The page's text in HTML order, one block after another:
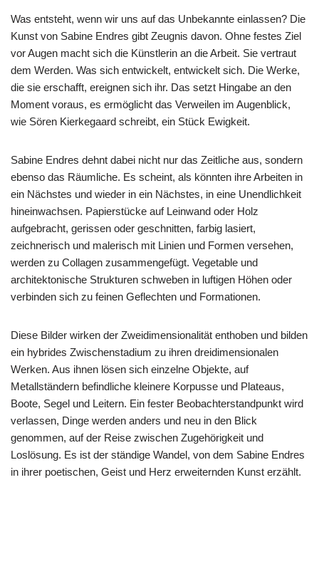
Was entsteht, wenn wir uns auf das Unbekannte einlassen? Die
Kunst von Sabine Endres gibt Zeugnis davon. Ohne festes Ziel
vor Augen macht sich die Künstlerin an die Arbeit. Sie vertraut
dem Werden. Was sich entwickelt, entwickelt sich. Die Werke,
die sie erschafft, ereignen sich ihr. Das setzt Hingabe an den
Moment voraus, es ermöglicht das Verweilen im Augenblick,
wie Sören Kierkegaard schreibt, ein Stück Ewigkeit.
Sabine Endres dehnt dabei nicht nur das Zeitliche aus, sondern
ebenso das Räumliche. Es scheint, als könnten ihre Arbeiten in
ein Nächstes und wieder in ein Nächstes, in eine Unendlichkeit
hineinwachsen. Papierstücke auf Leinwand oder Holz
aufgebracht, gerissen oder geschnitten, farbig lasiert,
zeichnerisch und malerisch mit Linien und Formen versehen,
werden zu Collagen zusammengefügt. Vegetable und
architektonische Strukturen schweben in luftigen Höhen oder
verbinden sich zu feinen Geflechten und Formationen.
Diese Bilder wirken der Zweidimensionalität enthoben und bilden
ein hybrides Zwischenstadium zu ihren dreidimensionalen
Werken. Aus ihnen lösen sich einzelne Objekte, auf
Metallständern befindliche kleinere Korpusse und Plateaus,
Boote, Segel und Leitern. Ein fester Beobachterstandpunkt wird
verlassen, Dinge werden anders und neu in den Blick
genommen, auf der Reise zwischen Zugehörigkeit und
Loslösung. Es ist der ständige Wandel, von dem Sabine Endres
in ihrer poetischen, Geist und Herz erweiternden Kunst erzählt.